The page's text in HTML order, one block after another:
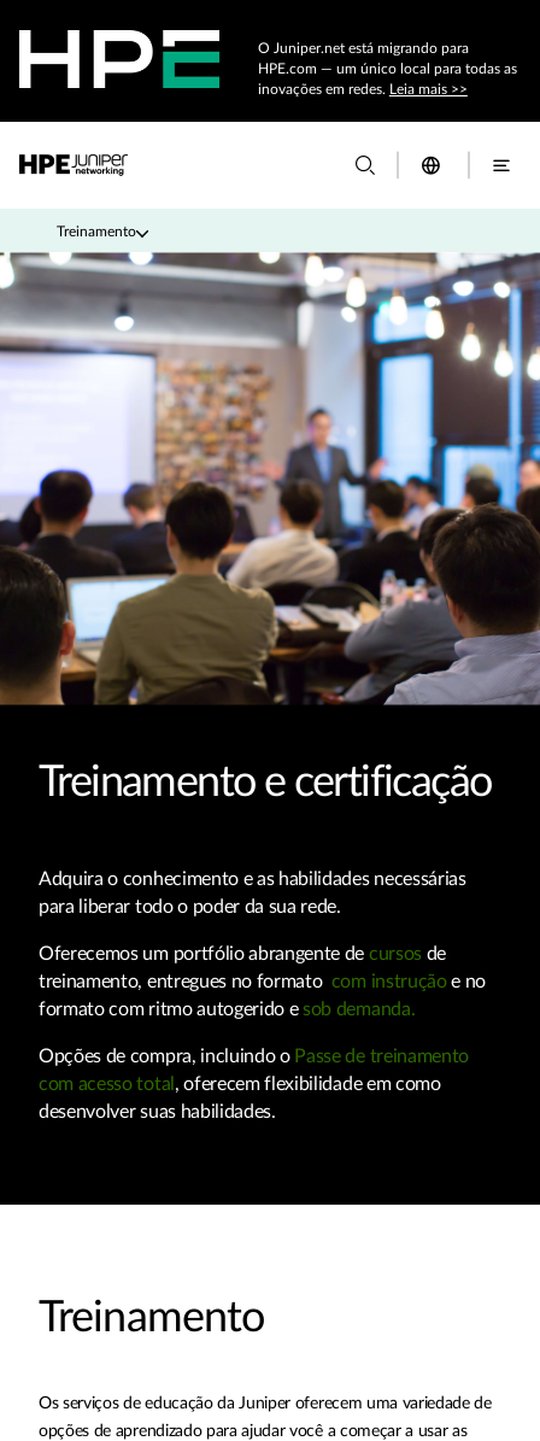
O Juniper.net está migrando para
HPE.com — um único local para todas as
inovações em redes. Leia mais >>
Treinamento
Treinamento e certificação
Adquira o conhecimento e as habilidades necessárias
para liberar todo o poder da sua rede.
Oferecemos um portfólio abrangente de cursosde
treinamento, entregues no formato com instruçãoe no
formato com ritmo autogerido e sob demanda.
Opções de compra, incluindo o Passe de treinamento
com acesso total , oferecem flexibilidade em como
desenvolver suas habilidades.
Treinamento
Os serviços de educação da Juniper oferecem uma variedade de
opções de aprendizado para ajudar você a começar a usar as